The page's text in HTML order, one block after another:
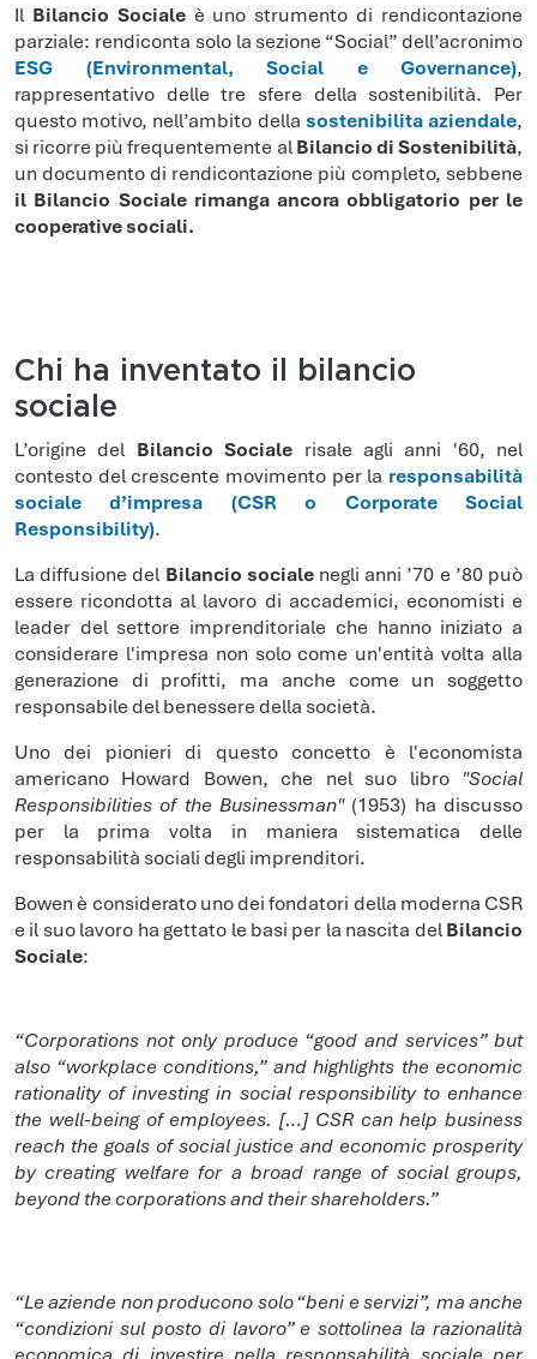
Il Bilancio Socialeè uno strumento di rendicontazione
parziale: rendiconta solo la sezione “Social” dell’acronimo
ESG (Environmental, Social e Governance),
rappresentativo delle tre sfere della sostenibilità. Per
questo motivo, nell’ambito della sostenibilita aziendale,
si ricorre più frequentemente alBilancio di Sostenibilità,
un documento di rendicontazione più completo, sebbene
il Bilancio Sociale rimanga ancora obbligatorio per le
cooperative sociali.
Chi ha inventato il bilancio
sociale
L’origine del Bilancio Sociale risale agli anni '60, nel
contesto del crescente movimento per la responsabilità
sociale d’impresa (CSR o Corporate Social
Responsibility).
La diffusione del Bilancio socialenegli anni ’70 e ’80 può
essere ricondotta al lavoro di accademici, economisti e
leader del settore imprenditoriale che hanno iniziato a
considerare l'impresa non solo come un'entità volta alla
generazione di profitti, ma anche come un soggetto
responsabile del benessere della società.
Uno dei pionieri di questo concetto è l'economista
americano Howard Bowen, che nel suo libro "Social
Responsibilities of the Businessman"(1953) ha discusso
per la prima volta in maniera sistematica delle
responsabilità sociali degli imprenditori.
Bowen è considerato uno dei fondatori della moderna CSR
e il suo lavoro ha gettato le basi per la nascita delBilancio
Sociale:
“Corporations not only produce “good and services” but
also “workplace conditions,” and highlights the economic
rationality of investing in social responsibility to enhance
the well-being of employees. […] CSR can help business
reach the goals of social justice and economic prosperity
by creating welfare for a broad range of social groups,
beyond the corporations and their shareholders.”
“Le aziende non producono solo “beni e servizi”, ma anche
“condizioni sul posto di lavoro” e sottolinea la razionalità